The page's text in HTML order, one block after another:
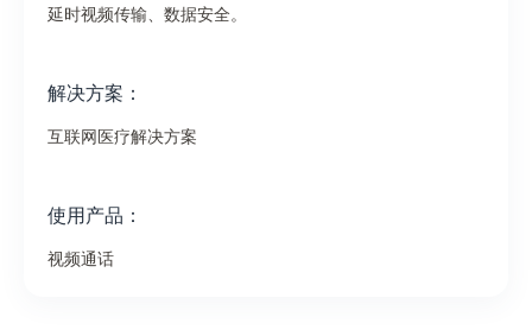
延时视频传输、数据安全。
解决方案：
互联网医疗解决方案
使用产品：
视频通话